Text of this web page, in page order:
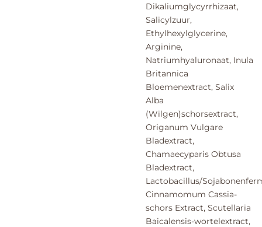
Dikaliumglycyrrhizaat,
Salicylzuur,
Ethylhexylglycerine,
Arginine,
Natriumhyaluronaat, Inula
Britannica
Bloemenextract, Salix
Alba
(Wilgen)schorsextract,
Origanum Vulgare
Bladextract,
Chamaecyparis Obtusa
Bladextract,
Lactobacillus/
Cinnamomum Cassia-
schors Extract, Scutellaria
Baicalensis-wortelextract,